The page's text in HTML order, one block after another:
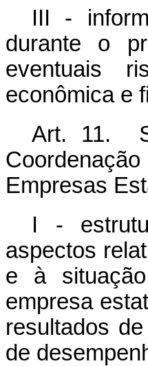
III -
durante o
eventuais
econômica e
Art. 11.
Empresas
I -
aspectos
e à
empresa
resultados
de